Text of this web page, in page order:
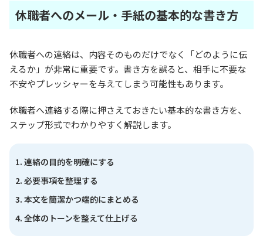
休職者へのメール・手紙の基本的な書き方
休職者への連絡は、内容そのものだけでなく「どのように伝
えるか」が非常に重要です。書き方を誤ると、相手に不要な
不安やプレッシャーを与えてしまう可能性もあります。
休職者へ連絡する際に押さえておきたい基本的な書き方を、
ステップ形式でわかりやすく解説します。
連絡の目的を明確にする
必要事項を整理する
本文を簡潔かつ端的にまとめる
全体のトーンを整えて仕上げる